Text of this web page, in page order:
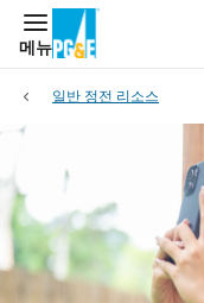
메뉴
일반 정전 리소스